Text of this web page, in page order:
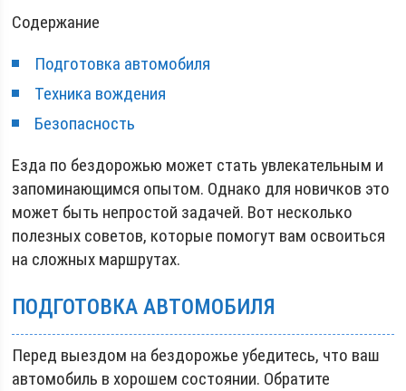
Содержание
Подготовка автомобиля
Техника вождения
Безопасность
Езда по бездорожью может стать увлекательным и
запоминающимся опытом. Однако для новичков это
может быть непростой задачей. Вот несколько
полезных советов, которые помогут вам освоиться
на сложных маршрутах.
ПОДГОТОВКА АВТОМОБИЛЯ
Перед выездом на бездорожье убедитесь, что ваш
автомобиль в хорошем состоянии. Обратите